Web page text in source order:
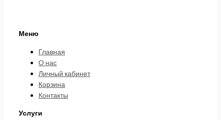
Меню
Главная
О нас
Личный кабинет
Корзина
Контакты
Услуги